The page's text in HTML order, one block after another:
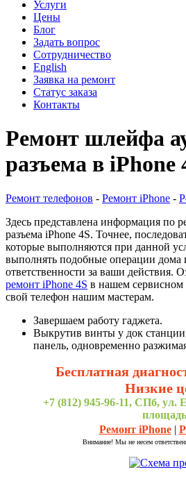
Услуги
Цены
Блог
Задать вопрос
Сотрудничество
English
Заявка на ремонт
Статус заказа
Контакты
Ремонт шлейфа
разъема в iPhone
Ремонт телефонов - Ремонт iPhone -
Здесь представлена информация по
разъема iPhone 4S. Точнее,
которые выполняются при данной
выполнять подобные операции дома
ответственности за ваши действия.
ремонт iPhone 4S в нашем сервисном
свой телефон нашим мастерам.
Завершаем работу гаджета.
Выкрутив винты у док
панель, одновременно
Бесплатная
Низкие
+7 (812) 945-96-11, СПб,
Ремонт iPhone|
Внимание! Мы не несем